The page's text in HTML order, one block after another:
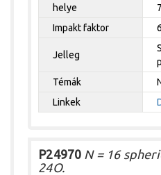
helye
Impakt faktor
Jelleg
Témák
Linkek
P24970 N = 16
24O.